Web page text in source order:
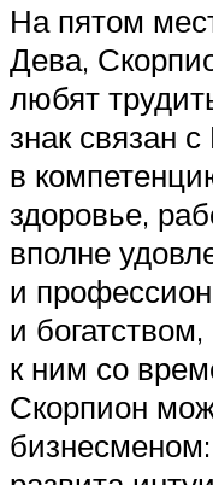
На пятом
Дева,
любят
знак связан
в
здоровье,
вполне
и
и
к ним со
Скорпион
бизнесменом: